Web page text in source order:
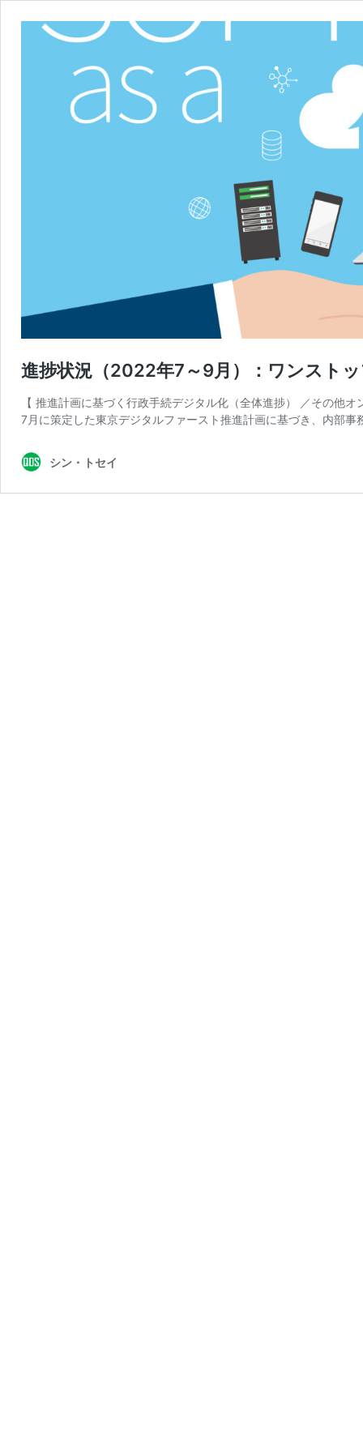
進捗状況（2022年7～9月）：ワンスト
【 推進計画に基づく行政手続デジタル化（全体進捗） ／その
7月に策定した東京デジタルファースト推進計画に基づき、内部
シン・トセイ